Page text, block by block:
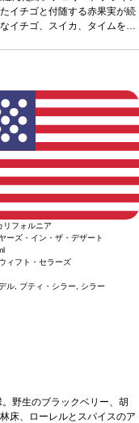
れの場合、在庫があり価格が
す、ご了承ください。
イチゴと付随する赤果実が続
イチゴ、スイカ、タイムを含
す、ご了承ください。
フォルニア
ーズ・イン・ザ・デザート
ィフト・セラーズ
ル, プティ・シラー, シラー
野生のブラックベリー、胡
床、ローレルとスパイスのア